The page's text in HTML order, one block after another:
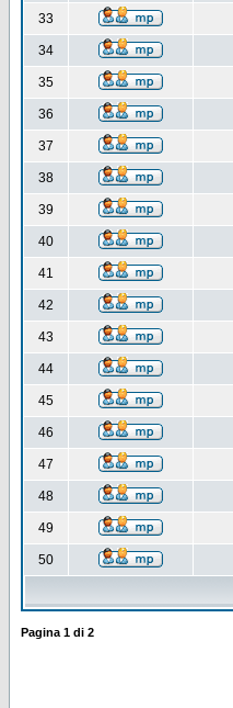
33
34
35
36
37
38
39
40
41
42
43
44
45
46
47
48
49
50
Pagina 1 di 2